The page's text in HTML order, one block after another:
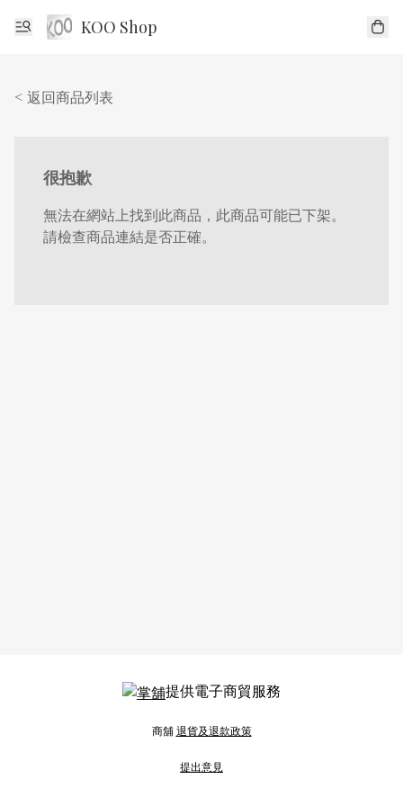
KOO Shop
< 返回商品列表
很抱歉
無法在網站上找到此商品，此商品可能已下架。
請檢查商品連結是否正確。
提供電子商貿服務
商舖退貨及退款政策
提出意見